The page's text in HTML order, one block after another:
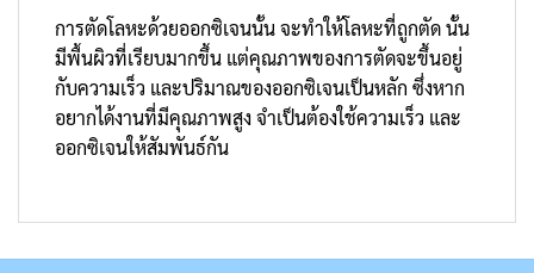
การตัดโลหะด้วยออกซิเจนนั้น จะทำให้โลหะที่ถูกตัด นั้น
มีพื้นผิวที่เรียบมากขึ้น แต่คุณภาพของการตัดจะขึ้นอยู่
กับความเร็ว และปริมาณของออกซิเจนเป็นหลัก ซึ่งหาก
อยากได้งานที่มีคุณภาพสูง จำเป็นต้องใช้ความเร็ว และ
ออกซิเจนให้สัมพันธ์กัน